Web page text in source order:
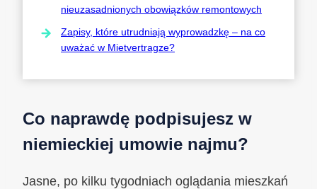
nieuzasadnionych obowiązków remontowych
Zapisy, które utrudniają wyprowadzkę – na co
uważać w Mietvertragze?
Co naprawdę podpisujesz w
niemieckiej umowie najmu?
Jasne, po kilku tygodniach oglądania mieszkań